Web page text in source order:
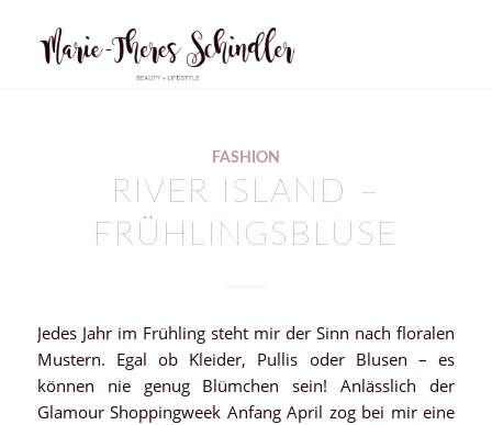
FASHION
RIVER ISLAND –
FRÜHLINGSBLUSE
Jedes Jahr im Frühling steht mir der Sinn nach floralen
Mustern. Egal ob Kleider, Pullis oder Blusen – es
können nie genug Blümchen sein! Anlässlich der
Glamour Shoppingweek Anfang April zog bei mir eine